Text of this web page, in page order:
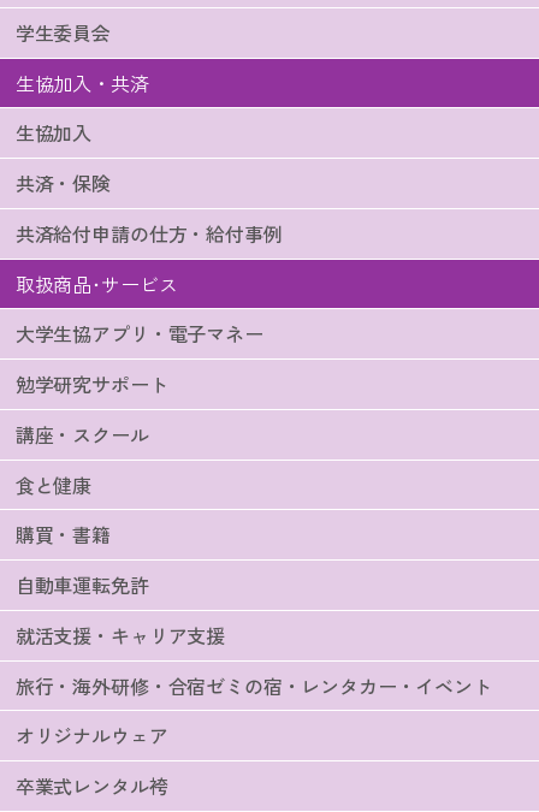
学生委員会
生協加入・共済
生協加入
共済・保険
共済給付申請の仕方・給付事例
取扱商品･サービス
大学生協アプリ・電子マネー
勉学研究サポート
講座・スクール
食と健康
購買・書籍
自動車運転免許
就活支援・キャリア支援
旅行・海外研修・合宿ゼミの宿・レンタカー・イベント
オリジナルウェア
卒業式レンタル袴